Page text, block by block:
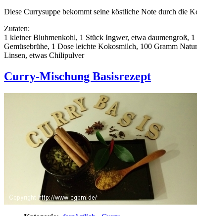
Diese Currysuppe bekommt seine köstliche Note durch die
Zutaten:
1 kleiner Bluhmenkohl, 1 Stück Ingwer, etwa daumengroß,
Gemüsebrühe, 1 Dose leichte Kokosmilch, 100 Gramm
Linsen, etwas Chilipulver
Curry-Mischung Basisrezept